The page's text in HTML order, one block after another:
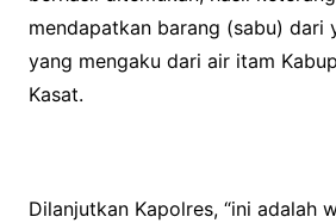
mendapatkan barang (sabu) dari
yang mengaku dari air itam
Kasat.
Dilanjutkan Kapolres, “ini adalah